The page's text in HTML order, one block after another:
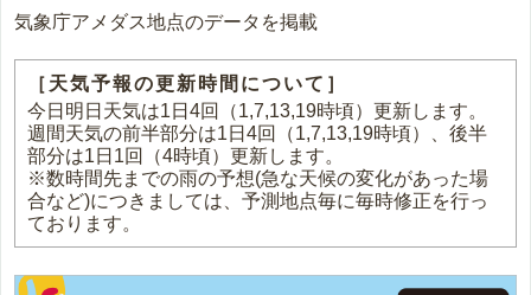
気象庁アメダス地点のデータを掲載
［天気予報の更新時間について］
今日明日天気は1日4回（1,7,13,19時頃）更新します。
週間天気の前半部分は1日4回（1,7,13,19時頃）、後半
部分は1日1回（4時頃）更新します。
※数時間先までの雨の予想(急な天候の変化があった場
合など)につきましては、予測地点毎に毎時修正を行っ
ております。